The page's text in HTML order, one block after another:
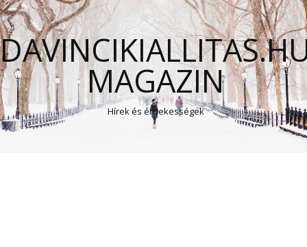
MAGAZIN
Hírek és érdekességek